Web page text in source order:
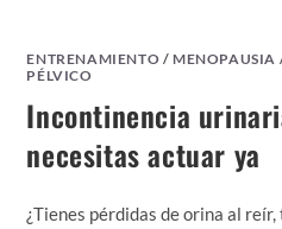
ENTRENAMIENTO / MENOPAUSIA
PÉLVICO
Incontinencia
necesitas actuar ya
¿Tienes pérdidas de orina al